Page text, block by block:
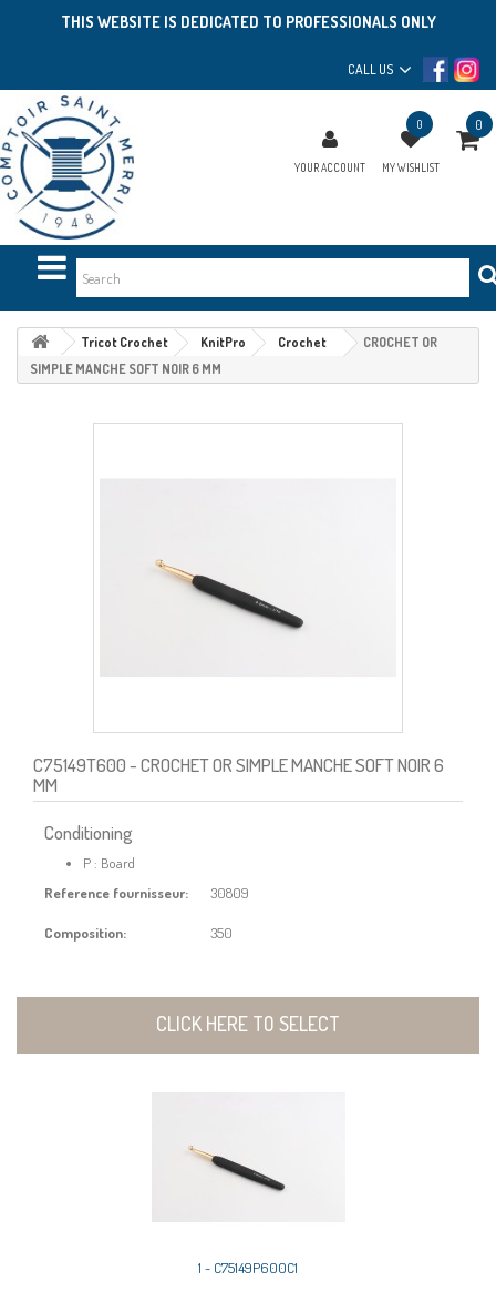
THIS WEBSITE IS DEDICATED TO PROFESSIONALS ONLY
CALL US
YOUR ACCOUNT
0
MY WISHLIST
0
Tricot Crochet KnitPro Crochet
CROCHET OR
SIMPLE MANCHE SOFT NOIR 6 MM
C75149T600- CROCHET OR SIMPLE MANCHE SOFT NOIR 6
MM
Conditioning
P : Board
Reference fournisseur:
30809
Composition: 350
CLICK HERE TO SELECT
1 - C75149P600C1